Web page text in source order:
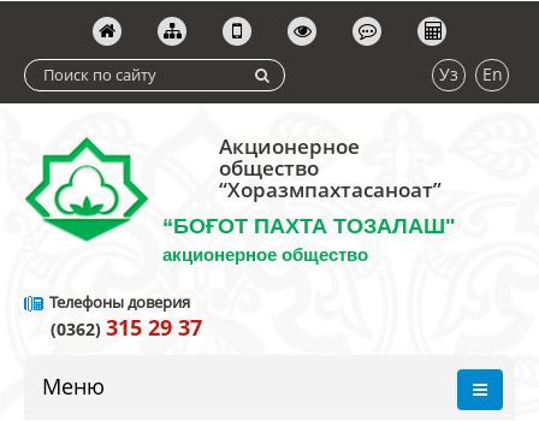
Уз En
Акционерное
общество
“Хоразмпахтасаноат”
“БОҒОТ ПАХТА ТОЗАЛАШ"
акционерное общество
Телефоны доверия
(0362) 315 29 37
Меню